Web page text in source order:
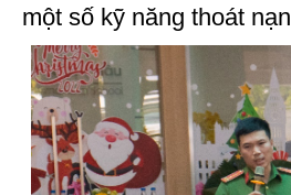
một số kỹ năng thoát